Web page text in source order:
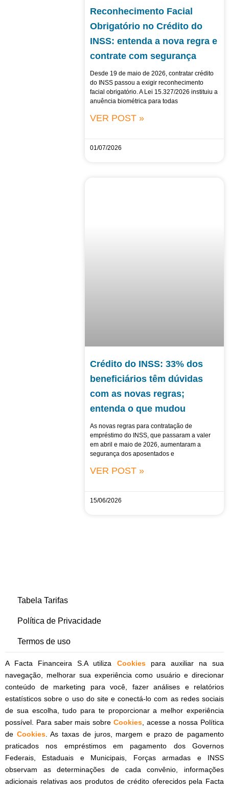
Reconhecimento Facial
Obrigatório no Crédito do
INSS: entenda a nova regra e
contrate com segurança
Desde 19 de maio de 2026, contratar crédito
do INSS passou a exigir reconhecimento
facial obrigatório. A Lei 15.327/2026 instituiu a
anuência biométrica para todas
VER POST »
01/07/2026
Crédito do INSS: 33% dos
beneficiários têm dúvidas
com as novas regras;
entenda o que mudou
As novas regras para contratação de
empréstimo do INSS, que passaram a valer
em abril e maio de 2026, aumentaram a
segurança dos aposentados e
VER POST »
15/06/2026
Tabela Tarifas
Política de Privacidade
Termos de uso
A Facta Financeira S.A utiliza Cookies
para auxiliar na sua
navegação, melhorar sua experiência como usuário e direcionar
conteúdo de marketing para você, fazer análises e relatórios
estatísticos sobre o uso do site e conectá-lo com as redes sociais
de sua escolha, tudo para te proporcionar a melhor experiência
possível. Para saber mais sobre Cookies, acesse a nossa Política
de Cookies. As taxas de juros, margem e prazo de pagamento
praticados nos empréstimos em pagamento dos Governos
Federais, Estaduais e Municipais, Forças armadas e INSS
observam as determinações de cada convênio, informações
adicionais relativas aos produtos de crédito oferecidos pela Facta